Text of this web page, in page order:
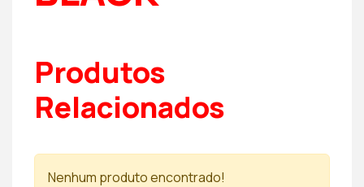
Produtos
Relacionados
Nenhum produto encontrado!